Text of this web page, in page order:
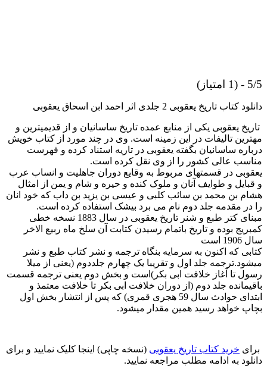
5/5 - (1 امتیاز)
دانلود کتاب تاریخ یعقوبی 2 جلدی اثر احمد ابن اسحاق یعقوبی
تاریخ یعقوبی یکی از منابع عمده تاریخ ساسانیان و از قدیمیترین و
مهترین تالیفات در این زمینه است. وی در چند مورد از کتاب خویش
درباره ساسانیان بگفته یعقوبی در تاریه استناد کرده و فهرست
مناسب عالی کشور را از وی نقل کرده است.
یعقوبی در قسمتهای مربوط به وقایع دوران جاهلیت و انساب عرب
و قبایل و طوایف آنان و ملوک کنده و حیره و شام و یمن از امثال
هشام بن محمد بن سائب کلبی و عیسی بن یزید بن داب که خود انان
را در مقدمه جلد دوم نام می برد بیشک استفاده کرده است.
مبنای کتر طبع و شنر تاریخ یعقوبی در سال 1883 نسخه خطی
کمبریج بوده و تاریخ باتمام رسیدن کتابت آن سلخ ماه ربیع الاخر
سال 1906 است
کتابی که اکنون به سرمایه بنگاه ترجمه و نشر کتاب طبع و نشر
میشود.ترجمه جلد اول و تقریبا یک چهارم جلددوم (یعنی از میلا
رسول تا آغاز خلافت ابی بکر)است و بخش دوم یعنی ترجمه قسمت
باقیمانده جلد دوم (از دوران خلافت ابی بکر تا خلافت معتمذ و
ابتدای حوادث سال 59 هجری قمری) که پس از انتشار بخش اول
بچاپ خواهد رسید همین مقدار میشود.
برای خرید کتاب تاریخ یعقوبی (نسخه چاپی) اینجا کلیک نمایید و برای
دانلود به ادامه مطلب مراجعه نمایید.